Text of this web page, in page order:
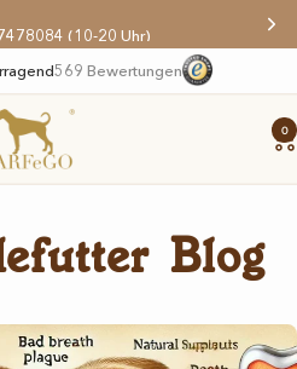
(10-20 Uhr)
569 Bewertungen
0
Blog